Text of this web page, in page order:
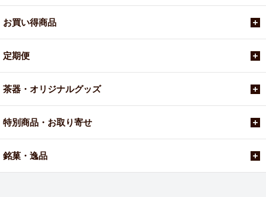
お買い得商品
定期便
茶器・オリジナルグッズ
特別商品・お取り寄せ
銘菓・逸品